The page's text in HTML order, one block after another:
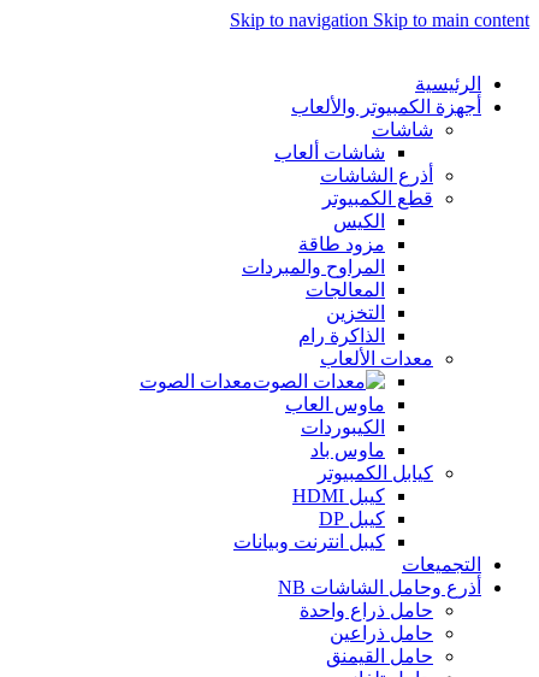
Skip to navigation Skip to main content
الرئيسية
أجهزة الكمبيوتر والألعاب
شاشات
شاشات ألعاب
أذرع الشاشات
قطع الكمبيوتر
الكيس
مزود طاقة
المراوح والمبردات
المعالجات
التخزين
الذاكرة رام
معدات الألعاب
معدات الصوت
ماوس العاب
الكيبوردات
ماوس باد
كيابل الكمبيوتر
كيبل HDMI
كيبل DP
كيبل انترنت وبيانات
التجميعات
أذرع وحامل الشاشات NB
حامل ذراع واحدة
حامل ذراعين
حامل القيمنق